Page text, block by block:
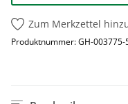
Zum Merkzettel
Produktnummer:GH-003775-